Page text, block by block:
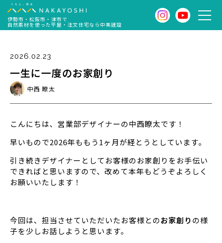
伊勢市・松阪市・津市で
自然素材を使った平屋・注文住宅なら中美建設
2026.02.23
一生に一度のお家創り
中西 瞭太
こんにちは、営業部デザイナーの中西瞭太です！
早いもので2026年ももう1ヶ月が経とうとしています。
引き続きデザイナーとしてお客様のお家創りをお手伝い
できればと思いますので、改めて本年もどうぞよろしく
お願いいたします！
今回は、担当させていただいたお客様とのお家創り の様
子を少しお話しようと思います。